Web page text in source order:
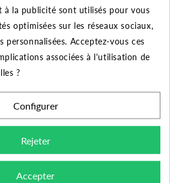
POMPE
Inox / Technopolymère
Acier inox AISI 304
à la publicité sont utilisés pour vous
optimisées sur les réseaux sociaux,
personnalisées. Acceptez-vous ces
associées à l'utilisation de
?
Configurer
Rejeter
Accepter